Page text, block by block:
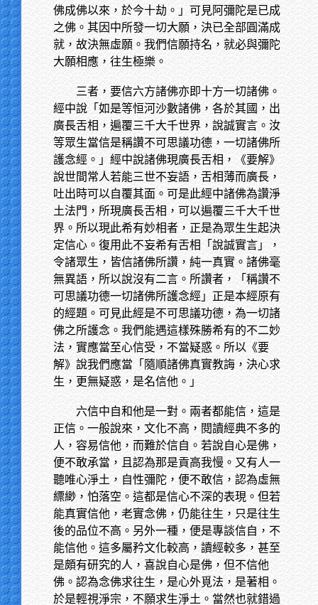
佛成佛以來，於今十劫。」可見阿彌陀是已成
之佛。其因中所發一切大願，決已全部圓滿成
就，故決無虛願。我們信願持名，就必與彌陀
大願相應，往生極樂。
三者，要信六方諸佛亦即十方一切諸佛。
經中說「如是等恒河沙數諸佛，各於其國，出
廣長舌相，遍覆三千大千世界，說誠實言。汝
等眾生當信是稱讚不可思議功德，一切諸佛所
護念經。」經中說諸佛現廣長舌相，《要解》
說世間常人若能三世不妄語，舌相薄而廣長，
吐出時可以自覆其面。可是此經中諸佛為讚淨
土法門，所現廣長舌相，可以遍覆三千大千世
界。所以現此希有妙相者，正是為眾生生起決
定信心。復用此不妄希有舌相「說誠實言」，
令諸眾生，皆信諸佛所讚，純一真實。諸佛毫
無異語，所以說沒有二言。所讚者，「稱讚不
可思議功德一切諸佛所護念經」正是本經原有
的經題。可見此經是不可思議功德，為一切諸
佛之所護念。我們能遇這樣殊勝希有的不二妙
法，實應當至心信受，不當疑惑。所以《要
解》說我們應當「隨順諸佛真實教誨，決心求
生，更無疑惑，是名信他。」
六信中自和他是一對。兩者都能信，這是
正信。一般說來，文化不高，閱讀經典不多的
人，容易信他，而難於信自。若說自心是佛，
便不敢承當，且認為那是貢高我慢。又有人一
聽唯心淨土，自性彌陀，便不敢信，認為虛無
縹緲，怕落空。這都是信心不深的表現。但若
能真實信他，老實念佛，仍能往生，只是往生
後的品位不高。另外一種，便是專談信自，不
能信他。這多屬矜文化較高，讀經較多，甚至
是頗有研究的人，喜說自心是佛，但不信他
佛。認為念佛求往生，是心外覓法，是著相。
於是輕視淨宗，不願求生淨土。當然也就錯過